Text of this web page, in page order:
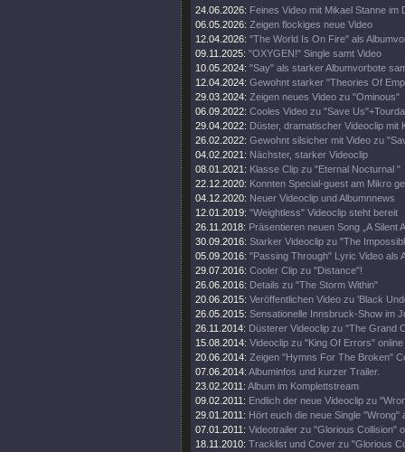
24.06.2026: Feines Video mit Mikael Stanne im
06.05.2026: Zeigen flockiges neue Video
12.04.2026: "The World Is On Fire" als
09.11.2025: "OXYGEN!" Single samt Video
10.05.2024: "Say" als starker Albumvorbote
12.04.2024: Gewohnt starker "Theories Of
29.03.2024: Zeigen neues Video zu "Ominous"
06.09.2022: Cooles Video zu "Save
29.04.2022: Düster, dramatischer Videoclip mit
26.02.2022: Gewohnt silsicher mit Video zu
04.02.2021: Nächster, starker Videoclip
08.01.2021: Klasse Clip zu "Eternal Nocturnal "
22.12.2020: Konnten Special-guest am Mikro
04.12.2020: Neuer Videoclip und Albumnnews
12.01.2019: "Weightless" Videoclip steht bereit
26.11.2018: Präsentieren neuen Song „A Silent
30.09.2016: Starker Videoclip zu "The
05.09.2016: "Passing Through" Lyric Video als
29.07.2016: Cooler Clip zu "Distance"!
26.06.2016: Details zu "The Storm Within"
20.06.2015: Veröffentlichen Video zu 'Black
26.05.2015: Sensationelle Innsbruck-Show im
26.11.2014: Düsterer Videoclip zu "The Grand
15.08.2014: Videoclip zu "King Of Errors" online
20.06.2014: Zeigen "Hymns For The Broken"
07.06.2014: Albuminfos und kurzer Trailer.
23.02.2011: Album im Komplettstream
09.02.2011: Endlich der neue Videoclip zu
29.01.2011: Hört euch die neue Single "Wrong"
07.01.2011: Videotrailer zu "Glorious Collision"
18.11.2010: Tracklist und Cover zu "Glorious